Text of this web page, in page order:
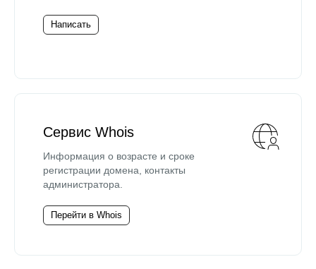
Написать
Сервис Whois
Информация о возрасте и сроке
регистрации домена, контакты
администратора.
Перейти в Whois